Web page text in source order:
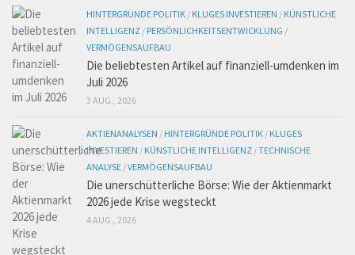
HINTERGRÜNDE POLITIK / KLUGES INVESTIEREN / KÜNSTLICHE
INTELLIGENZ / PERSÖNLICHKEITSENTWICKLUNG /
VERMÖGENSAUFBAU
Die beliebtesten Artikel auf finanziell-umdenken im
Juli 2026
3 AUG., 2026
AKTIENANALYSEN / HINTERGRÜNDE POLITIK / KLUGES
INVESTIEREN / KÜNSTLICHE INTELLIGENZ /TECHNISCHE
ANALYSE /VERMÖGENSAUFBAU
Die unerschütterliche Börse: Wie der Aktienmarkt
2026 jede Krise wegsteckt
4 AUG., 2026